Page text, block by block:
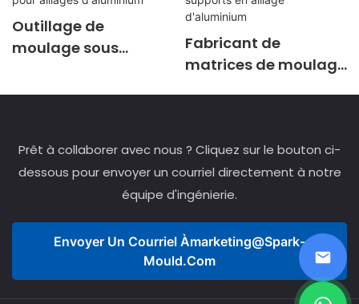
Outillage de
moulage sous
froide pour alliages
Fabricant de
matrices de moulage
Prêt à collaborer avec nous ? Cliquez sur le bouton ci-
dessous pour envoyer un courriel directement à notre
équipe d'ingénierie.
Envoyer Un Courriel ÀMarketing@spark-
Mould.com